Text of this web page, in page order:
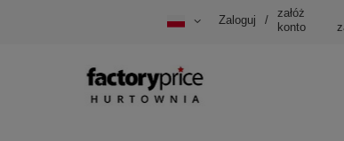
Zaloguj /
załóż
konto